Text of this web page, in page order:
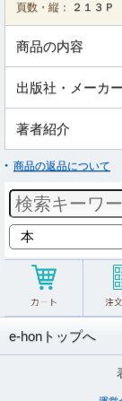
頁数・縦：
２１３
商品の内容
出版社・メーカ
著者紹介
商品の返品について
e-honトップへ